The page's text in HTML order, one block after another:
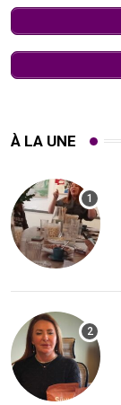
À LA UNE